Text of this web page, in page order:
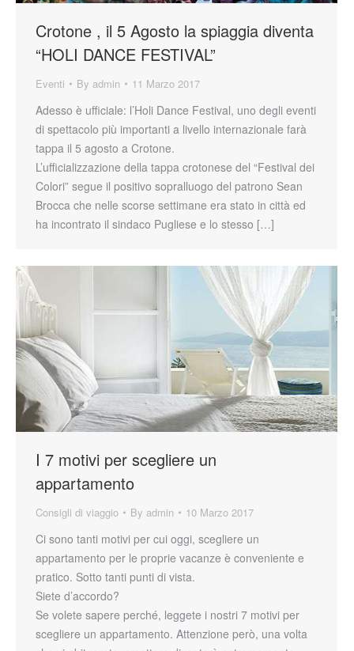
Crotone , il 5 Agosto la spiaggia diventa
“HOLI DANCE FESTIVAL”
Eventi By admin 11 Marzo 2017
Adesso è ufficiale: l’Holi Dance Festival, uno degli eventi
di spettacolo più importanti a livello internazionale farà
tappa il 5 agosto a Crotone.
L’ufficializzazione della tappa crotonese del “Festival dei
Colori” segue il positivo sopralluogo del patrono Sean
Brocca che nelle scorse settimane era stato in città ed
ha incontrato il sindaco Pugliese e lo stesso […]
I 7 motivi per scegliere un
appartamento
Consigli di viaggio By admin 10 Marzo 2017
Ci sono tanti motivi per cui oggi, scegliere un
appartamento per le proprie vacanze è conveniente e
pratico. Sotto tanti punti di vista.
Siete d’accordo?
Se volete sapere perché, leggete i nostri 7 motivi per
scegliere un appartamento. Attenzione però, una volta